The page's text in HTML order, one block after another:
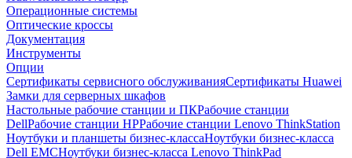
Операционные системы
Оптические кроссы
Документация
Инструменты
Опции
Сертификаты сервисного обслуживанияСертификаты Huawei
Замки для серверных шкафов
Настольные рабочие станции и ПКРабочие станции
DellРабочие станции HPРабочие станции Lenovo ThinkStation
Ноутбуки и планшеты бизнес-классаНоутбуки бизнес-класса
Dell EMCНоутбуки бизнес-класса Lenovo ThinkPad